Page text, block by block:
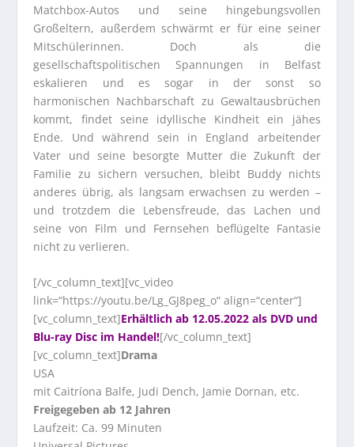
Matchbox-Autos und seine hingebungsvollen
Großeltern, außerdem schwärmt er für eine seiner
Mitschülerinnen. Doch als die
gesellschaftspolitischen Spannungen in Belfast
eskalieren und es sogar in der sonst so
harmonischen Nachbarschaft zu Gewaltausbrüchen
kommt, findet seine idyllische Kindheit ein jähes
Ende. Und während sein in England arbeitender
Vater und seine besorgte Mutter die Zukunft der
Familie zu sichern versuchen, bleibt Buddy nichts
anderes übrig, als langsam erwachsen zu werden –
und trotzdem die Lebensfreude, das Lachen und
seine von Film und Fernsehen beflügelte Fantasie
nicht zu verlieren.
[/vc_column_text][vc_video
link=“https://youtu.be/Lg_GJ8peg_o“ align=“center“]
[vc_column_text]Erhältlich ab 12.05.2022 als DVD und
Blu-ray Disc im Handel![/vc_column_text]
[vc_column_text]Drama
USA
mit Caitríona Balfe, Judi Dench, Jamie Dornan, etc.
Freigegeben ab 12 Jahren
Laufzeit: Ca. 99 Minuten